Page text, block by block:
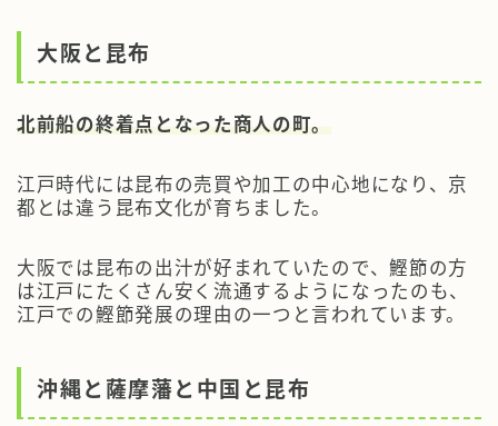
大阪と昆布
北前船の終着点となった商人の町。
江戸時代には昆布の売買や加工の中心地になり、京
都とは違う昆布文化が育ちました。
大阪では昆布の出汁が好まれていたので、鰹節の方
は江戸にたくさん安く流通するようになったのも、
江戸での鰹節発展の理由の一つと言われています。
沖縄と薩摩藩と中国と昆布